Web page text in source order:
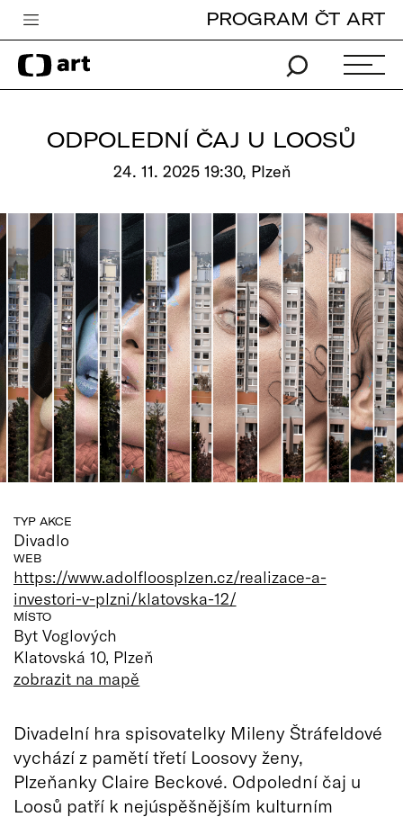
Česká televize
Zpravodajství
Pro děti
edu
Vše o ČT
PROGRAM ČT ART
ODPOLEDNÍ ČAJ U LOOSŮ
24. 11. 2025 19:30, Plzeň
TYP AKCE
Divadlo
WEB
https://www.adolfloosplzen.cz/realizace-a-
investori-v-plzni/klatovska-12/
MÍSTO
Byt Voglových
Klatovská 10, Plzeň
zobrazit na mapě
Divadelní hra spisovatelky Mileny Štráfeldové
vychází z pamětí třetí Loosovy ženy,
Plzeňanky Claire Beckové. Odpolední čaj u
Loosů patří k nejúspěšnějším kulturním